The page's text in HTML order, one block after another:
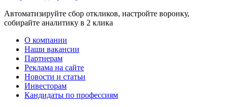
Автоматизируйте сбор откликов, настройте воронку,
собирайте аналитику в 2 клика
О компании
Наши вакансии
Партнерам
Реклама на сайте
Новости и статьи
Инвесторам
Кандидаты по профессиям